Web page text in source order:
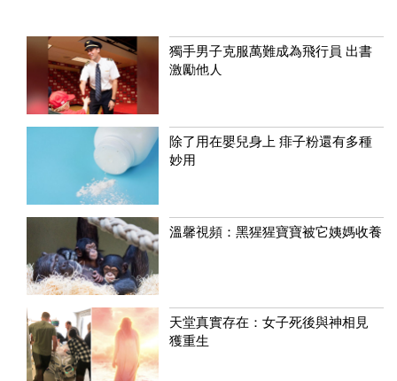
獨手男子克服萬難成為飛行員 出書
激勵他人
除了用在嬰兒身上 痱子粉還有多種
妙用
溫馨視頻：黑猩猩寶寶被它姨媽收養
天堂真實存在：女子死後與神相見
獲重生